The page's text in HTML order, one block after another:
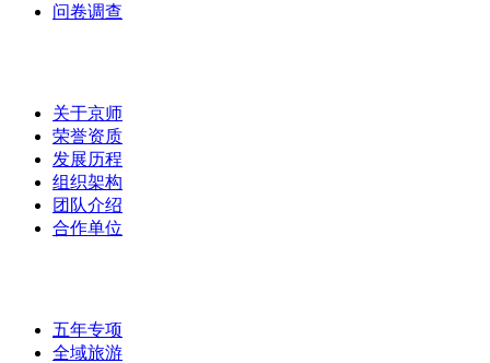
问卷调查
关于京师
荣誉资质
发展历程
组织架构
团队介绍
合作单位
五年专项
全域旅游